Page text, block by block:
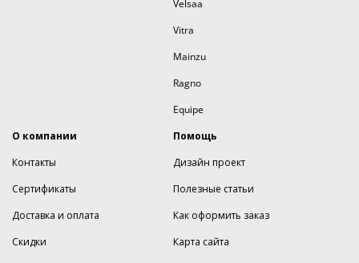
Velsaa
Vitra
Mainzu
Ragno
Equipe
О компании
Контакты
Сертификаты
Доставка и оплата
Скидки
Помощь
Дизайн проект
Полезные статьи
Как оформить заказ
Карта сайта